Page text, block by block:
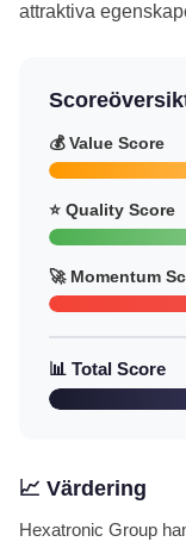
attraktiva
💰 Value Score
⭐ Quality Score
🚀 Momentum
📊 Total Score
📈 Värdering
Hexatronic Group